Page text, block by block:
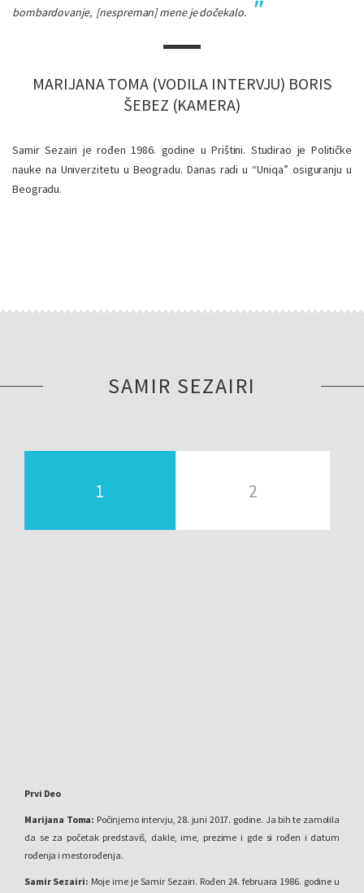
bombardovanje, [nespreman] mene je dočekalo.
MARIJANA TOMA (VODILA INTERVJU) BORIS
ŠEBEZ (KAMERA)
Samir Sezairi je rođen 1986. godine u Prištini. Studirao je Političke
nauke na Univerzitetu u Beogradu. Danas radi u “Uniqa” osiguranju u
Beogradu.
SAMIR SEZAIRI
1 2
Prvi Deo
Marijana Toma: Počinjemo intervju, 28. juni 2017. godine. Ja bih te zamolila
da se za početak predstaviš, dakle, ime, prezime i gde si rođen i datum
rođenja i mesto rođenja.
Samir Sezairi: Moje ime je Samir Sezairi. Rođen 24. februara 1986. godine u